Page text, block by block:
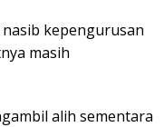
kepengurusan
masih
alih sementara